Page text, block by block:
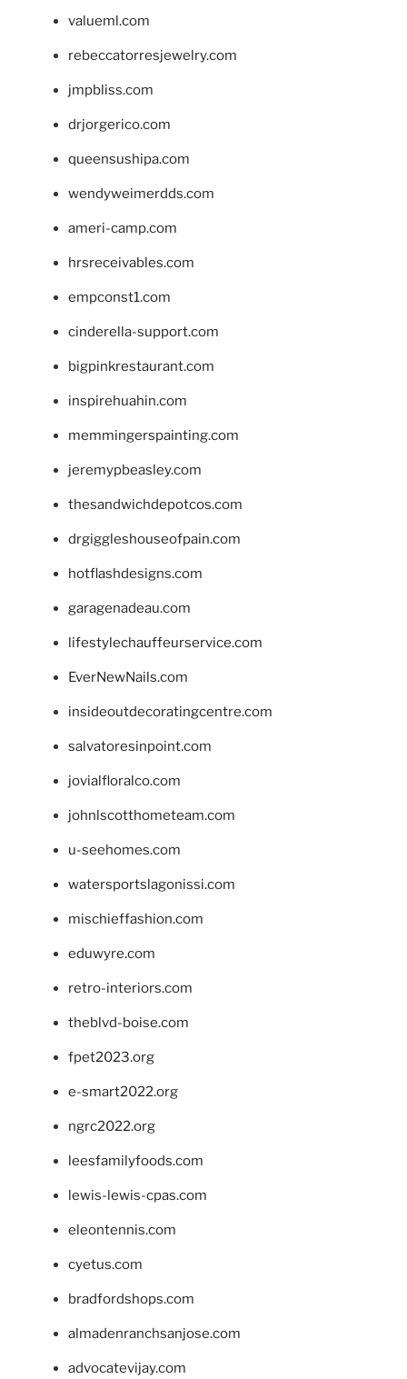
valueml.com
rebeccatorresjewelry.com
jmpbliss.com
drjorgerico.com
queensushipa.com
wendyweimerdds.com
ameri-camp.com
hrsreceivables.com
empconst1.com
cinderella-support.com
bigpinkrestaurant.com
inspirehuahin.com
memmingerspainting.com
jeremypbeasley.com
thesandwichdepotcos.com
drgiggleshouseofpain.com
hotflashdesigns.com
garagenadeau.com
lifestylechauffeurservice.com
EverNewNails.com
insideoutdecoratingcentre.com
salvatoresinpoint.com
jovialfloralco.com
johnlscotthometeam.com
u-seehomes.com
watersportslagonissi.com
mischieffashion.com
eduwyre.com
retro-interiors.com
theblvd-boise.com
fpet2023.org
e-smart2022.org
ngrc2022.org
leesfamilyfoods.com
lewis-lewis-cpas.com
eleontennis.com
cyetus.com
bradfordshops.com
almadenranchsanjose.com
advocatevijay.com